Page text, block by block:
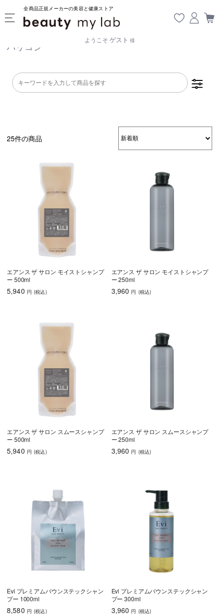
全商品正規メーカーの美容と健康ストア
ようこそ ゲスト 様
ハリコシ
ダメージケア
頭皮が脂っぽい
うねり・くせ毛
育毛
しっとり さらさら ハリコシ
乾燥・パサつき
頭皮が脂っぽい ボリュームアッ
うねり・くせ毛 色持ち エイジングケア
育毛
しっとり ハリコシ
乾燥・パサつき 広がり・ゴワつ
25件の商品
エアンス ザ サロン モイストシャンプ
ー 500ml
5,940 円 (税込)
エアンス ザ サロン モイストシャンプ
ー 250ml
3,960 円 (税込)
エアンス ザ サロン スムースシャンプ
ー 500ml
5,940 円 (税込)
エアンス ザ サロン スムースシャンプ
ー 250ml
3,960 円 (税込)
Evi プレミアムバウンステックシャン
プー 1000ml
8,580 円 (税込)
Evi プレミアムバウンステックシャン
プー 300ml
3,960 円 (税込)